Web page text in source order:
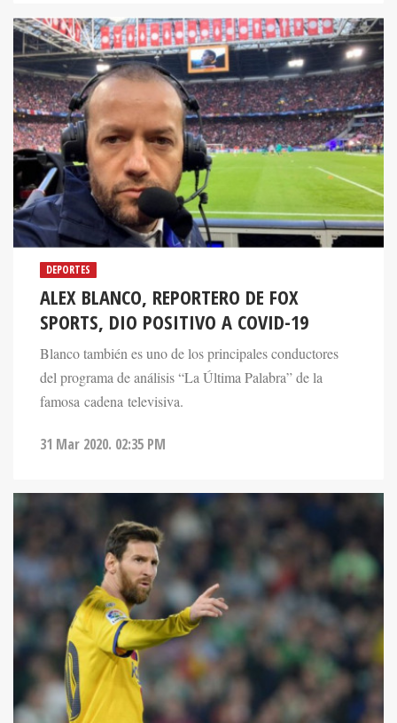
DEPORTES
ALEX BLANCO, REPORTERO DE FOX
SPORTS, DIO POSITIVO A COVID-19
Blanco también es uno de los principales conductores
del programa de análisis “La Última Palabra” de la
famosa cadena televisiva.
31 Mar 2020. 02:35 PM